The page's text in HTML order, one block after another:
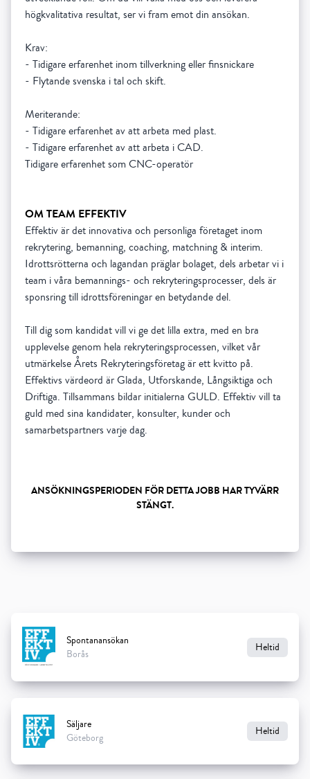
högkvalitativa resultat, ser vi fram emot din ansökan.
Krav:
- Tidigare erfarenhet inom tillverkning eller finsnickare
- Flytande svenska i tal och skift.
Meriterande:
- Tidigare erfarenhet av att arbeta med plast.
- Tidigare erfarenhet av att arbeta i CAD.
OM TEAM EFFEKTIV
Effektiv är det innovativa och personliga företaget inom
rekrytering, bemanning, coaching, matchning & interim.
Idrottsrötterna och lagandan präglar bolaget, dels arbetar vi i
team i våra bemannings- och rekryteringsprocesser, dels är
sponsring till idrottsföreningar en betydande del.
Till dig som kandidat vill vi ge det lilla extra, med en bra
upplevelse genom hela rekryteringsprocessen, vilket vår
utmärkelse Årets Rekryteringsföretag är ett kvitto på.
Effektivs värdeord är Glada, Utforskande, Långsiktiga och
Driftiga. Tillsammans bildar initialerna GULD. Effektiv vill ta
guld med sina kandidater, konsulter, kunder och
ANSÖKNINGSPERIODEN FÖR DETTA JOBB HAR TYVÄRR
STÄNGT.
Spontanansökan
Borås
Heltid
Säljare
Göteborg
Heltid